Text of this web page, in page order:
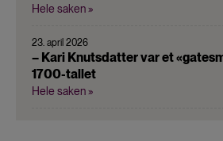
Hele saken »
23. april 2026
– Kari Knutsdatter var et
1700-tallet
Hele saken »